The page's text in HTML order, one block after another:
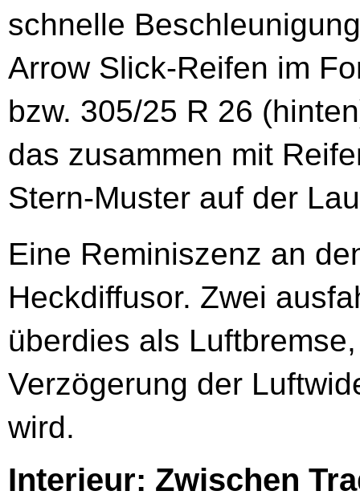
schnelle
Arrow Slick-Reifen im
bzw. 305/25 R 26
das zusammen mit
Stern-Muster auf der
Eine Reminiszenz an
Heckdiffusor. Zwei
überdies als
Verzögerung der
wird.
Interieur: Zwischen